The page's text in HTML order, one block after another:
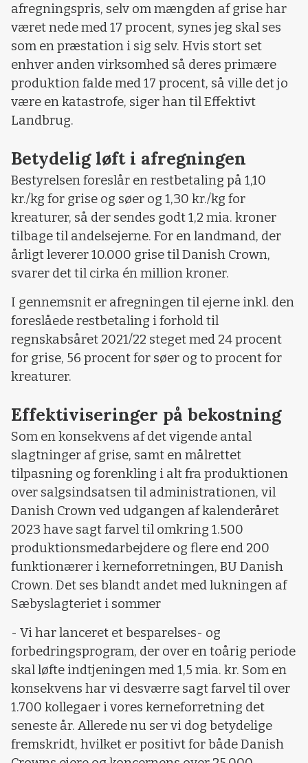
afregningspris, selv om mængden af grise har
været nede med 17 procent, synes jeg skal ses
som en præstation i sig selv. Hvis stort set
enhver anden virksomhed så deres primære
produktion falde med 17 procent, så ville det jo
være en katastrofe, siger han til Effektivt
Landbrug.
Betydelig løft i afregningen
Bestyrelsen foreslår en restbetaling på 1,10
kr./kg for grise og søer og 1,30 kr./kg for
kreaturer, så der sendes godt 1,2 mia. kroner
tilbage til andelsejerne. For en landmand, der
årligt leverer 10.000 grise til Danish Crown,
svarer det til cirka én million kroner.
I gennemsnit er afregningen til ejerne inkl. den
foreslåede restbetaling i forhold til
regnskabsåret 2021/22 steget med 24 procent
for grise, 56 procent for søer og to procent for
kreaturer.
Effektiviseringer på bekostning
Som en konsekvens af det vigende antal
slagtninger af grise, samt en målrettet
tilpasning og forenkling i alt fra produktionen
over salgsindsatsen til administrationen, vil
Danish Crown ved udgangen af kalenderåret
2023 have sagt farvel til omkring 1.500
produktionsmedarbejdere og flere end 200
funktionærer i kerneforretningen, BU Danish
Crown. Det ses blandt andet med lukningen af
Sæbyslagteriet i sommer
- Vi har lanceret et besparelses- og
forbedringsprogram, der over en toårig periode
skal løfte indtjeningen med 1,5 mia. kr. Som en
konsekvens har vi desværre sagt farvel til over
1.700 kollegaer i vores kerneforretning det
seneste år. Allerede nu ser vi dog betydelige
fremskridt, hvilket er positivt for både Danish